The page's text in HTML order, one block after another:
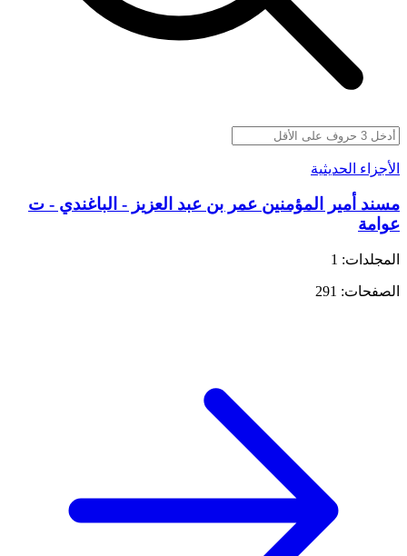
الأجزاء الحديثية
مسند أمير المؤمنين عمر بن عبد العزيز - الباغندي - ت
عوامة
المجلدات: 1
الصفحات: 291